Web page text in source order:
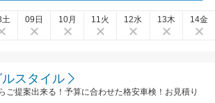
土 09日 10月 11火 12水 13木 14金
スタイル
ご提案出来る！予算に合わせた格安車検！お見積り